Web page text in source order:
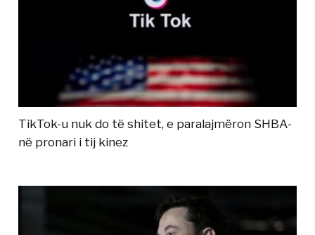
TikTok-u nuk do të shitet, e paralajmëron SHBA-
në pronari i tij kinez